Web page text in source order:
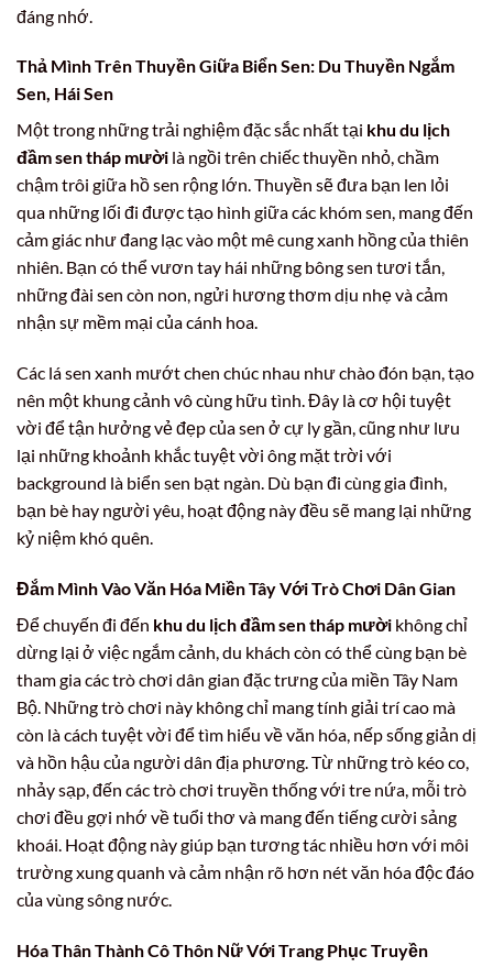
đáng nhớ.
Thả Mình Trên Thuyền Giữa Biển Sen: Du Thuyền Ngắm
Sen, Hái Sen
Một trong những trải nghiệm đặc sắc nhất tại khu du lịch
đầm sen tháp mười là ngồi trên chiếc thuyền nhỏ, chầm
chậm trôi giữa hồ sen rộng lớn. Thuyền sẽ đưa bạn len lỏi
qua những lối đi được tạo hình giữa các khóm sen, mang đến
cảm giác như đang lạc vào một mê cung xanh hồng của thiên
nhiên. Bạn có thể vươn tay hái những bông sen tươi tắn,
những đài sen còn non, ngửi hương thơm dịu nhẹ và cảm
nhận sự mềm mại của cánh hoa.
Các lá sen xanh mướt chen chúc nhau như chào đón bạn, tạo
nên một khung cảnh vô cùng hữu tình. Đây là cơ hội tuyệt
vời để tận hưởng vẻ đẹp của sen ở cự ly gần, cũng như lưu
lại những khoảnh khắc tuyệt vời ông mặt trời với
background là biển sen bạt ngàn. Dù bạn đi cùng gia đình,
bạn bè hay người yêu, hoạt động này đều sẽ mang lại những
kỷ niệm khó quên.
Đắm Mình Vào Văn Hóa Miền Tây Với Trò Chơi Dân Gian
Để chuyến đi đến khu du lịch đầm sen tháp mười không chỉ
dừng lại ở việc ngắm cảnh, du khách còn có thể cùng bạn bè
tham gia các trò chơi dân gian đặc trưng của miền Tây Nam
Bộ. Những trò chơi này không chỉ mang tính giải trí cao mà
còn là cách tuyệt vời để tìm hiểu về văn hóa, nếp sống giản dị
và hồn hậu của người dân địa phương. Từ những trò kéo co,
nhảy sạp, đến các trò chơi truyền thống với tre nứa, mỗi trò
chơi đều gợi nhớ về tuổi thơ và mang đến tiếng cười sảng
khoái. Hoạt động này giúp bạn tương tác nhiều hơn với môi
trường xung quanh và cảm nhận rõ hơn nét văn hóa độc đáo
của vùng sông nước.
Hóa Thân Thành Cô Thôn Nữ Với Trang Phục Truyền